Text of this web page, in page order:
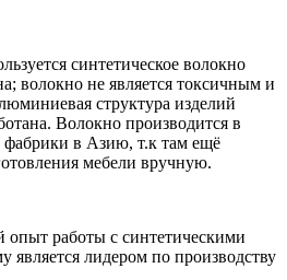
синтетическое волокно
волокно не является токсичным и
структура изделий
Волокно производится в
фабрики в Азию, т.к там ещё
мебели вручную.
работы с синтетическими
является лидером по производству